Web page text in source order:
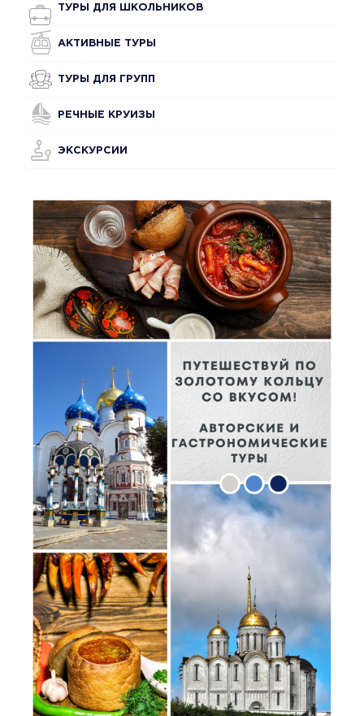
ТУРЫ ДЛЯ ШКОЛЬНИКОВ
АКТИВНЫЕ ТУРЫ
ТУРЫ ДЛЯ ГРУПП
РЕЧНЫЕ КРУИЗЫ
ЭКСКУРСИИ